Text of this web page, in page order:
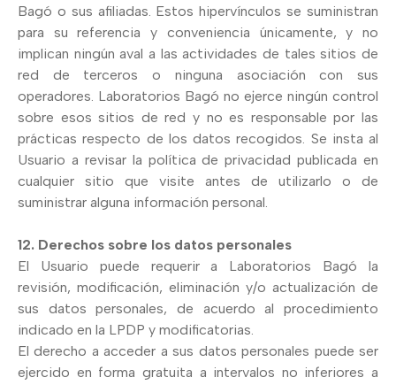
Bagó o sus afiliadas. Estos hipervínculos se suministran
para su referencia y conveniencia únicamente, y no
implican ningún aval a las actividades de tales sitios de
red de terceros o ninguna asociación con sus
operadores. Laboratorios Bagó no ejerce ningún control
sobre esos sitios de red y no es responsable por las
prácticas respecto de los datos recogidos. Se insta al
Usuario a revisar la política de privacidad publicada en
cualquier sitio que visite antes de utilizarlo o de
suministrar alguna información personal.
12. Derechos sobre los datos personales
El Usuario puede requerir a Laboratorios Bagó la
revisión, modificación, eliminación y/o actualización de
sus datos personales, de acuerdo al procedimiento
indicado en la LPDP y modificatorias.
El derecho a acceder a sus datos personales puede ser
ejercido en forma gratuita a intervalos no inferiores a